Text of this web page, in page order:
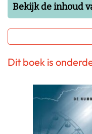
Bekijk de inhoud
Dit boek is